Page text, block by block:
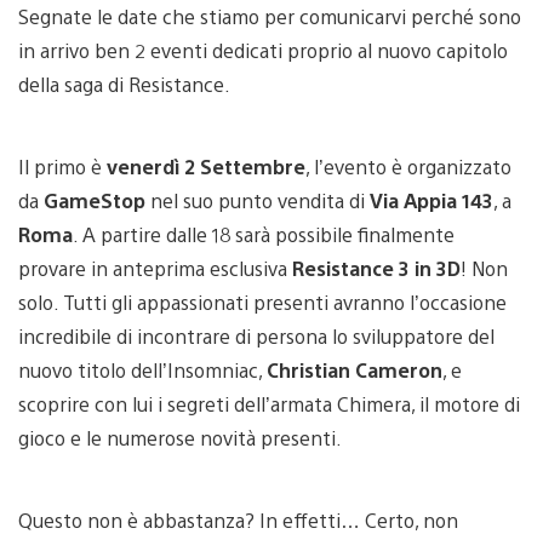
Segnate le date che stiamo per comunicarvi perché sono
in arrivo ben 2 eventi dedicati proprio al nuovo capitolo
della saga di Resistance.
Il primo è venerdì 2 Settembre, l’evento è organizzato
da GameStop nel suo punto vendita di Via Appia 143, a
Roma . A partire dalle 18 sarà possibile finalmente
provare in anteprima esclusiva Resistance 3 in 3D! Non
solo. Tutti gli appassionati presenti avranno l’occasione
incredibile di incontrare di persona lo sviluppatore del
nuovo titolo dell’Insomniac, Christian Cameron, e
scoprire con lui i segreti dell’armata Chimera, il motore di
gioco e le numerose novità presenti.
Questo non è abbastanza? In effetti… Certo, non